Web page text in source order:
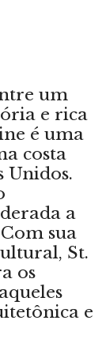
um
e rica
é uma
costa
Unidos.
a
sua
St.
os
e